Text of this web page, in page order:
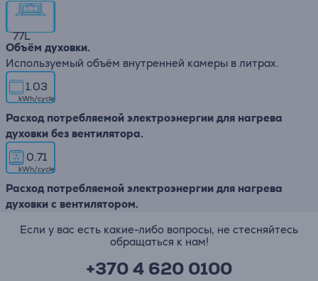
77L
Объём духовки.
Используемый объём внутренней камеры в литрах.
1.03
kWh/cycle
Расход потребляемой электроэнергии для нагрева
духовки без вентилятора.
0.71
kWh/cycle
Расход потребляемой электроэнергии для нагрева
духовки с вентилятором.
Если у вас есть какие-либо вопросы, не стесняйтесь
обращаться к нам!
+370 4 620 0100